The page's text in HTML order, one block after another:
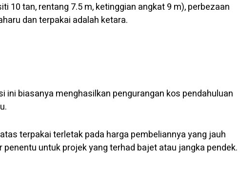
10 tan, rentang 7.5 m, ketinggian angkat 9 m), perbezaan
dan terpakai adalah ketara.
ini biasanya menghasilkan pengurangan kos pendahuluan
terpakai terletak pada harga pembeliannya yang jauh
untuk projek yang terhad bajet atau jangka pendek.